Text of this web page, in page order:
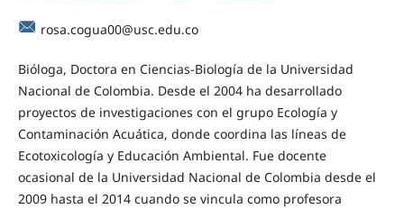
rosa.cogua00@usc.edu.co
Bióloga, Doctora en Ciencias-Biología de la Universidad
Nacional de Colombia. Desde el 2004 ha desarrollado
proyectos de investigaciones con el grupo Ecología y
Contaminación Acuática, donde coordina las líneas de
Ecotoxicología y Educación Ambiental. Fue docente
ocasional de la Universidad Nacional de Colombia desde el
2009 hasta el 2014 cuando se vincula como profesora